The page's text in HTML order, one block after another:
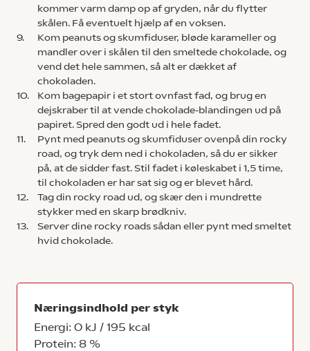
kommer varm damp op af gryden, når du flytter
skålen. Få eventuelt hjælp af en voksen.
9.
Kom peanuts og skumfiduser, bløde karameller og
mandler over i skålen til den smeltede chokolade, og
vend det hele sammen, så alt er dækket af
chokoladen.
10.
Kom bagepapir i et stort ovnfast fad, og brug en
dejskraber til at vende chokolade-blandingen ud på
papiret. Spred den godt ud i hele fadet.
11.
Pynt med peanuts og skumfiduser ovenpå din rocky
road, og tryk dem ned i chokoladen, så du er sikker
på, at de sidder fast. Stil fadet i køleskabet i 1,5 time,
til chokoladen er har sat sig og er blevet hård.
12.
Tag din rocky road ud, og skær den i mundrette
stykker med en skarp brødkniv.
13.
Server dine rocky roads sådan eller pynt med smeltet
hvid chokolade.
Næringsindhold per styk
Energi: 0 kJ / 195 kcal
Protein: 8 %